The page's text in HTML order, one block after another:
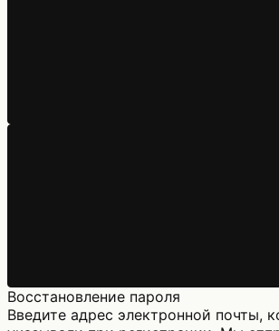
Восстановление пароля
Введите адрес электронной почты,